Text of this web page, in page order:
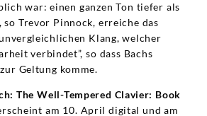
war: einen ganzen Ton tiefer als
Trevor Pinnock, erreiche das
Klang, welcher
verbindet”, so dass Bachs
Geltung komme.
The Well-Tempered Clavier: Book
am 10. April digital und am